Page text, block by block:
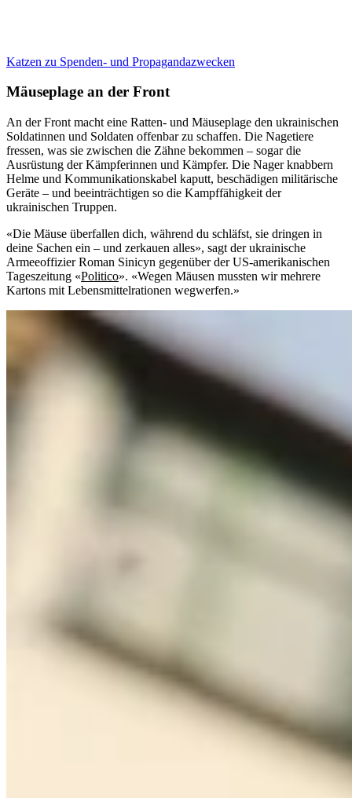
Katzen zu Spenden- und Propagandazwecken
Mäuseplage an der Front
An der Front macht eine Ratten- und Mäuseplage den ukrainischen
Soldatinnen und Soldaten offenbar zu schaffen. Die Nagetiere
fressen, was sie zwischen die Zähne bekommen – sogar die
Ausrüstung der Kämpferinnen und Kämpfer. Die Nager knabbern
Helme und Kommunikationskabel kaputt, beschädigen militärische
Geräte – und beeinträchtigen so die Kampffähigkeit der
ukrainischen Truppen.
«Die Mäuse überfallen dich, während du schläfst, sie dringen in
deine Sachen ein – und zerkauen alles», sagt der ukrainische
Armeeoffizier Roman Sinicyn gegenüber der US-amerikanischen
Tageszeitung «Politico». «Wegen Mäusen mussten wir mehrere
Kartons mit Lebensmittelrationen wegwerfen.»